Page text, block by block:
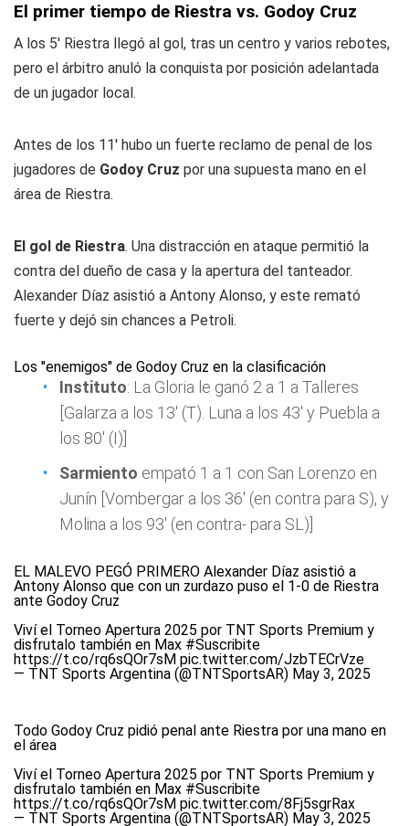
El primer tiempo de Riestra vs. Godoy Cruz
A los 5' Riestra llegó al gol, tras un centro y varios rebotes,
pero el árbitro anuló la conquista por posición adelantada
de un jugador local.
Antes de los 11' hubo un fuerte reclamo de penal de los
jugadores de Godoy Cruz por una supuesta mano en el
área de Riestra.
El gol de Riestra. Una distracción en ataque permitió la
contra del dueño de casa y la apertura del tanteador.
Alexander Díaz asistió a Antony Alonso, y este remató
fuerte y dejó sin chances a Petroli.
Los "enemigos" de Godoy Cruz en la clasificación
Instituto: La Gloria le ganó 2 a 1 a Talleres
[Galarza a los 13' (T). Luna a los 43' y Puebla a
los 80' (I)]
Sarmiento empató 1 a 1 con San Lorenzo en
Junín [Vombergar a los 36' (en contra para S), y
Molina a los 93' (en contra- para SL)]
EL MALEVO PEGÓ PRIMERO Alexander Díaz asistió a
Antony Alonso que con un zurdazo puso el 1-0 de Riestra
ante Godoy Cruz
Viví el Torneo Apertura 2025 por TNT Sports Premium y
disfrutalo también en Max #Suscribite
https://t.co/rq6sQOr7sM pic.twitter.com/JzbTECrVze
— TNT Sports Argentina (@TNTSportsAR) May 3, 2025
Todo Godoy Cruz pidió penal ante Riestra por una mano en
el área
Viví el Torneo Apertura 2025 por TNT Sports Premium y
disfrutalo también en Max #Suscribite
https://t.co/rq6sQOr7sM pic.twitter.com/8Fj5sgrRax
— TNT Sports Argentina (@TNTSportsAR) May 3, 2025